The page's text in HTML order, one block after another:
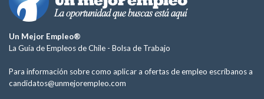
Un Mejor Empleo®
La Guía de Empleos de Chile - Bolsa de Trabajo
Para información sobre como aplicar a ofertas de empleo escríbanos a
candidatos@unmejorempleo.com